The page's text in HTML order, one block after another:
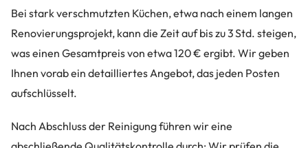
Bei stark verschmutzten Küchen, etwa nach einem langen
Renovierungsprojekt, kann die Zeit auf bis zu 3 Std. steigen,
was einen Gesamtpreis von etwa 120 € ergibt. Wir geben
Ihnen vorab ein detailliertes Angebot, das jeden Posten
aufschlüsselt.
Nach Abschluss der Reinigung führen wir eine